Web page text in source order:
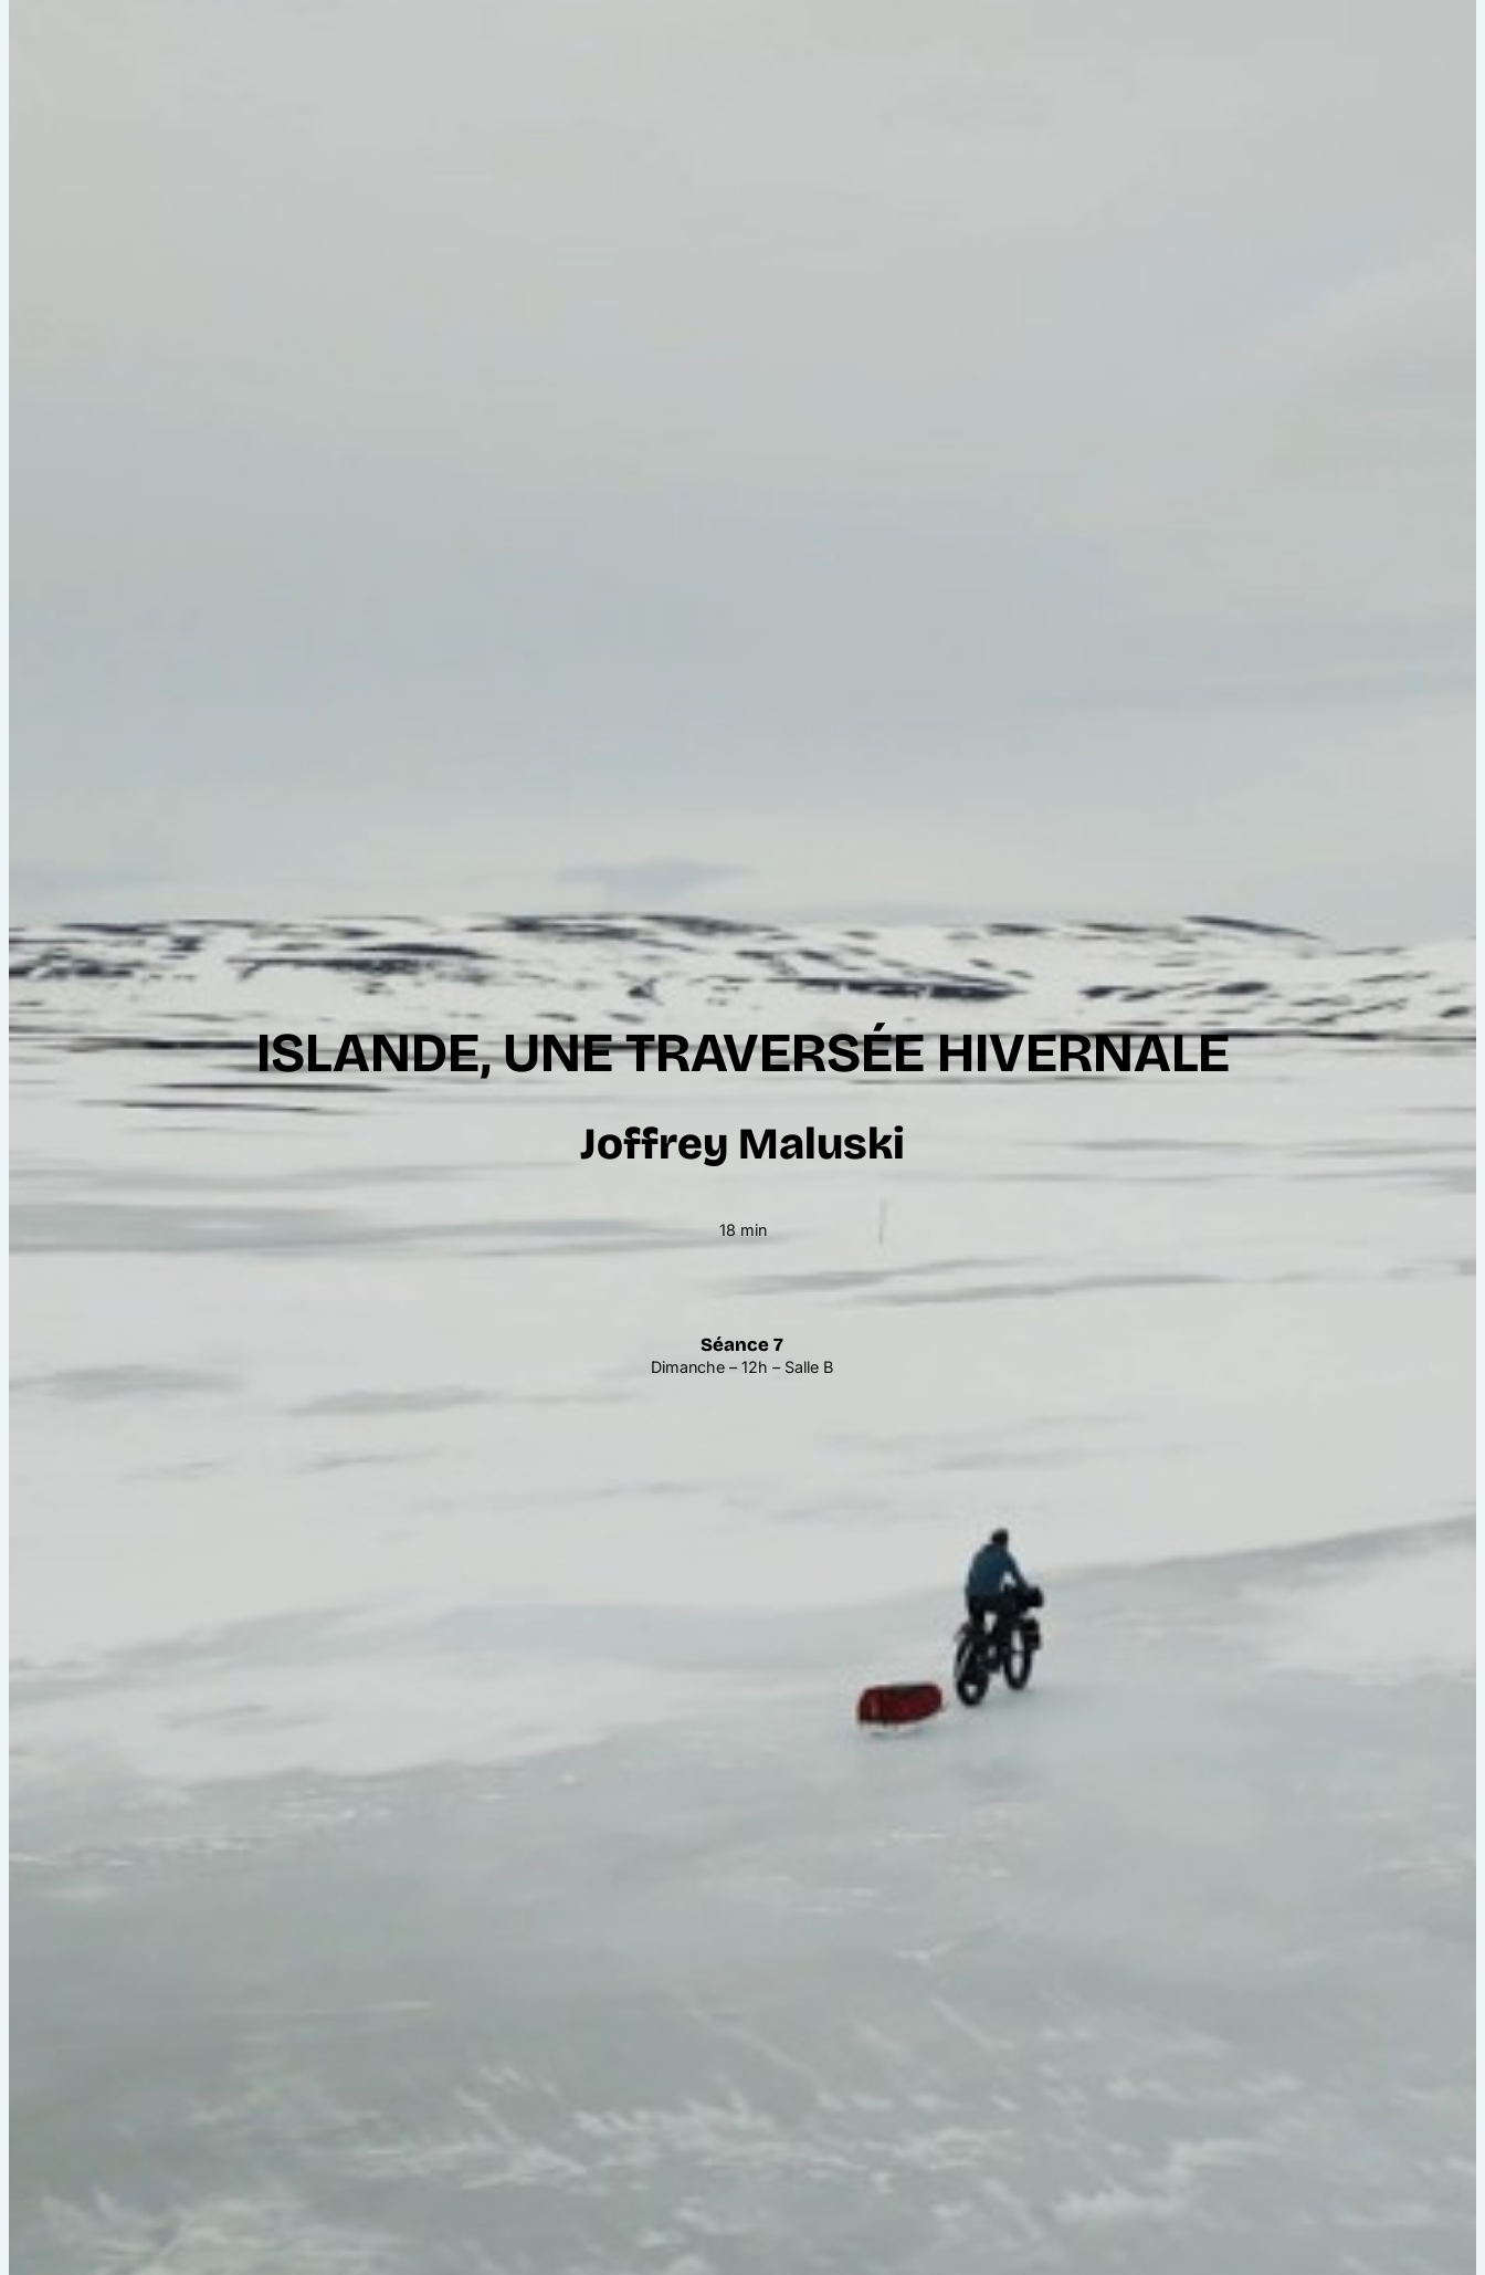
ISLANDE, UNE TRAVERSÉE HIVERNALE
Joffrey Maluski
18 min
Séance 7
Dimanche – 12h – Salle B